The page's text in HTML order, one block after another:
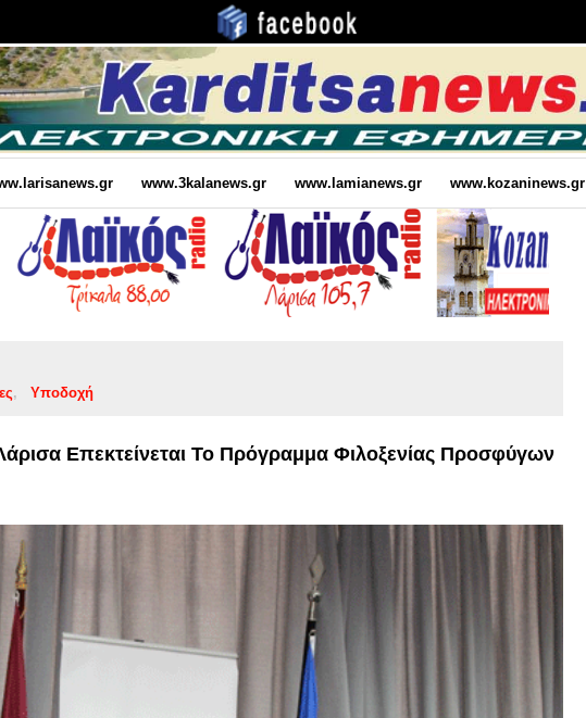
www.3kalanews.gr www.lamianews.gr www.kozaninews.gr
Υποδοχή
Επεκτείνεται Το Πρόγραμμα Φιλοξενίας Προσφύγων